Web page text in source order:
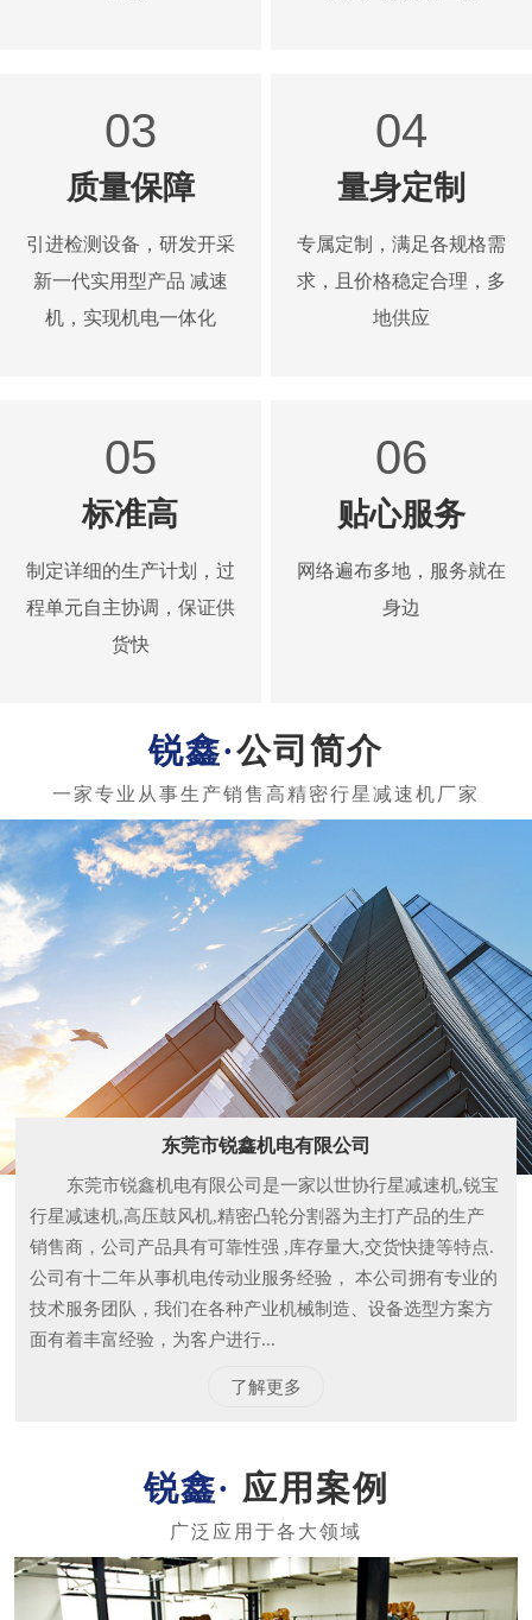
03
质量保障
引进检测设备，研发开采
新一代实用型产品 减速
机，实现机电一体化
04
量身定制
专属定制，满足各规格需
求，且价格稳定合理，多
地供应
05
标准高
制定详细的生产计划，过
程单元自主协调，保证供
货快
06
贴心服务
网络遍布多地，服务就在
身边
公司简介
东莞市锐鑫机电有限公司
东莞市锐鑫机电有限公司是一家以世协行星减速机,锐宝
行星减速机,高压鼓风机,精密凸轮分割器为主打产品的生产
销售商，公司产品具有可靠性强 ,库存量大,交货快捷等特点.
公司有十二年从事机电传动业服务经验， 本公司拥有专业的
技术服务团队，我们在各种产业机械制造、设备选型方案方
面有着丰富经验，为客户进行...
了解更多
应用案例